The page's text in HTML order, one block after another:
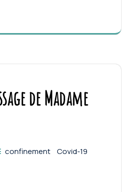
de Madame
confinement
Covid-19